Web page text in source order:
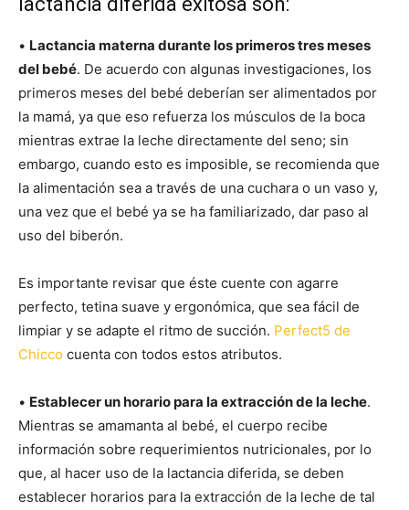
• Lactancia materna durante los primeros tres meses
del bebé. De acuerdo con algunas investigaciones, los
primeros meses del bebé deberían ser alimentados por
la mamá, ya que eso refuerza los músculos de la boca
mientras extrae la leche directamente del seno; sin
embargo, cuando esto es imposible, se recomienda que
la alimentación sea a través de una cuchara o un vaso y,
una vez que el bebé ya se ha familiarizado, dar paso al
uso del biberón.
Es importante revisar que éste cuente con agarre
perfecto, tetina suave y ergonómica, que sea fácil de
limpiar y se adapte el ritmo de succión. Perfect5 de
Chicco cuenta con todos estos atributos.
• Establecer un horario para la extracción de la leche.
Mientras se amamanta al bebé, el cuerpo recibe
información sobre requerimientos nutricionales, por lo
que, al hacer uso de la lactancia diferida, se deben
establecer horarios para la extracción de la leche de tal